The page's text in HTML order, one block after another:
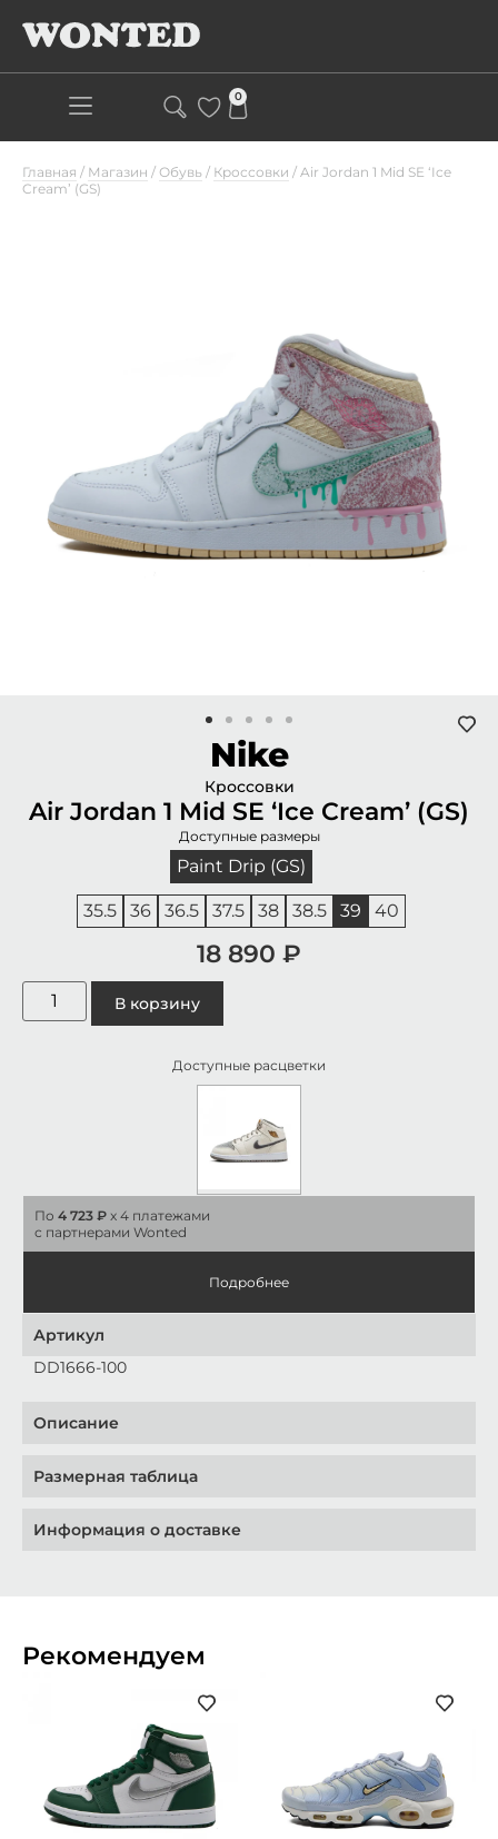
0
Главная / Магазин / Обувь / Кроссовки / Air Jordan 1 Mid SE ‘Ice
Cream’ (GS)
Nike
Кроссовки
Air Jordan 1 Mid SE ‘Ice Cream’ (GS)
Доступные размеры
Paint Drip (GS)
35.5 36 36.5 37.5 38 38.5 39 40
18 890 ₽
В корзину
Доступные расцветки
По 4 723 ₽ x 4 платежами
с партнерами Wonted
Подробнее
Артикул
DD1666-100
Описание
Размерная таблица
Информация о доставке
Рекомендуем